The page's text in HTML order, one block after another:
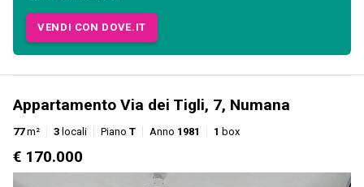
VENDI CON DOVE.IT
Appartamento Via dei Tigli, 7, Numana
77m² 3 locali Piano T Anno 1981 1 box
€ 170.000